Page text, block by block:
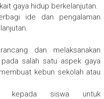
gaya hidup berkelanjutan.
ide dan pengalaman
dan melaksanakan
salah satu aspek gaya
kebun sekolah atau
kepada siswa untuk